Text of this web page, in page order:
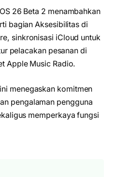
26 Beta 2 menambahkan
bagian Aksesibilitas di
sinkronisasi iCloud untuk
pelacakan pesanan di
Apple Music Radio.
menegaskan komitmen
pengalaman pengguna
memperkaya fungsi